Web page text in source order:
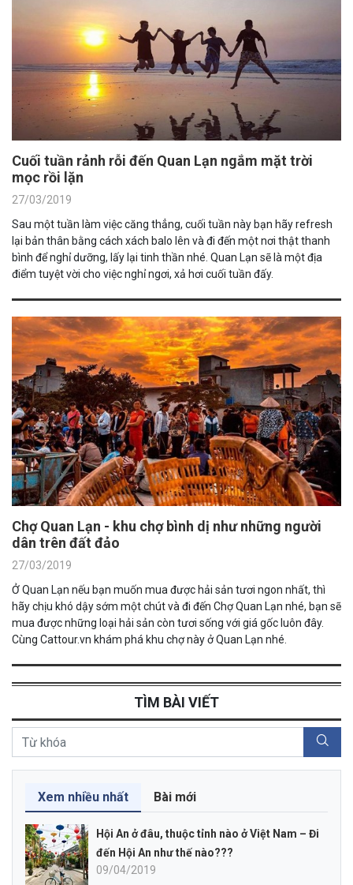
Cuối tuần rảnh rỗi đến Quan Lạn ngắm mặt trời
mọc rồi lặn
27/03/2019
Sau một tuần làm việc căng thẳng, cuối tuần này bạn hãy refresh
lại bản thân bằng cách xách balo lên và đi đến một nơi thật thanh
bình để nghỉ dưỡng, lấy lại tinh thần nhé. Quan Lạn sẽ là một địa
điểm tuyệt vời cho việc nghỉ ngơi, xả hơi cuối tuần đấy.
Chợ Quan Lạn - khu chợ bình dị như những người
dân trên đất đảo
27/03/2019
Ở Quan Lạn nếu bạn muốn mua được hải sản tươi ngon nhất, thì
hãy chịu khó dậy sớm một chút và đi đến Chợ Quan Lạn nhé, bạn sẽ
mua được những loại hải sản còn tươi sống với giá gốc luôn đây.
Cùng Cattour.vn khám phá khu chợ này ở Quan Lạn nhé.
TÌM BÀI VIẾT
Xem nhiều nhất Bài mới
Hội An ở đâu, thuộc tỉnh nào ở Việt Nam – Đi
đến Hội An như thế nào???
09/04/2019